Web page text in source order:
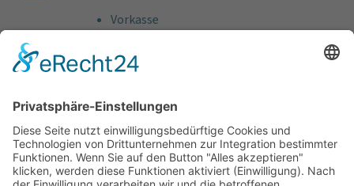
Vorkasse
Bankeinzug
Kreditkarte (VISA & MasterCard)
Support
Kostenlose Beratung vor und nach dem
Kauf!